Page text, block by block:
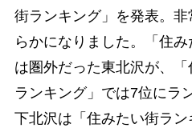
街ランキング」を発表。
らかになりました。「住
は圏外だった東北沢が、
ランキング」では7位にラ
下北沢は「住みたい街ラ